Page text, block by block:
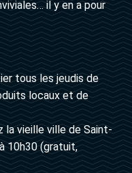
il y en a pour
tous les jeudis de
locaux et de
la vieille ville de Saint-
10h30 (gratuit,